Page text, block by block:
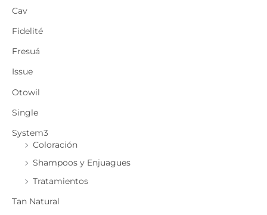
r
r
:
Cav
Fidelité
Fresuá
Issue
Otowil
Single
System3
Coloración
Shampoos y Enjuagues
Tratamientos
Tan Natural